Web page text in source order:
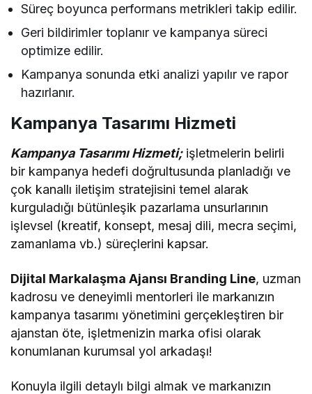
Süreç boyunca performans metrikleri takip edilir.
Geri bildirimler toplanır ve kampanya süreci
optimize edilir.
Kampanya sonunda etki analizi yapılır ve rapor
hazırlanır.
Kampanya Tasarımı Hizmeti
Kampanya Tasarımı Hizmeti;işletmelerin belirli
bir kampanya hedefi doğrultusunda planladığı ve
çok kanallı iletişim stratejisini temel alarak
kurguladığı bütünleşik pazarlama unsurlarının
işlevsel (kreatif, konsept, mesaj dili, mecra seçimi,
zamanlama vb.) süreçlerini kapsar.
Dijital Markalaşma Ajansı Branding Line, uzman
kadrosu ve deneyimli mentorleri ile markanızın
kampanya tasarımı yönetimini gerçekleştiren bir
ajanstan öte, işletmenizin marka ofisi olarak
konumlanan kurumsal yol arkadaşı!
Konuyla ilgili detaylı bilgi almak ve markanızın